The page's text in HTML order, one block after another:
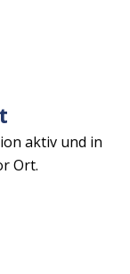
aktiv und in
Ort.